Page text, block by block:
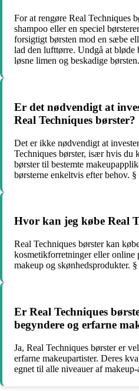
For at rengøre Real Techniques
shampoo eller en speciel
forsigtigt børsten mod en sæbe
lad den lufttørre. Undgå at bløde
løsne limen og beskadige
Er det nødvendigt at
Real Techniques børster?
Det er ikke nødvendigt at
Techniques børster, især hvis du
børster til bestemte
børsterne enkeltvis efter behov. §
Hvor kan jeg købe Real
Real Techniques børster kan
kosmetikforretninger eller online
makeup og skønhedsprodukter. §
Er Real Techniques
begyndere og erfarne
Ja, Real Techniques børster er
erfarne makeupartister. Deres
egnet til alle niveauer af